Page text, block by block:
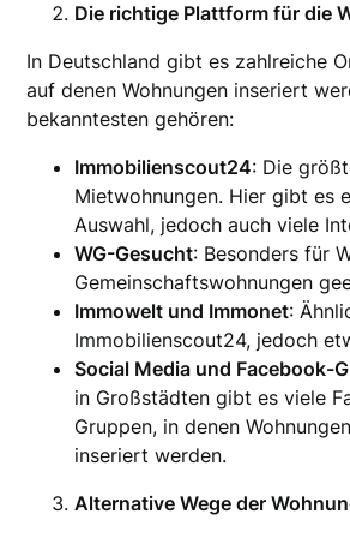
Die richtige Plattform für die
In Deutschland gibt es zahlreiche
auf denen Wohnungen inseriert
bekanntesten gehören:
Immobilienscout24: Die
Mietwohnungen. Hier gibt es
Auswahl, jedoch auch viele
WG-Gesucht: Besonders für
Gemeinschaftswohnungen
Immowelt und Immonet:
Immobilienscout24, jedoch
Social Media und Facebook-
in Großstädten gibt es viele
Gruppen, in denen
inseriert werden.
Alternative Wege der